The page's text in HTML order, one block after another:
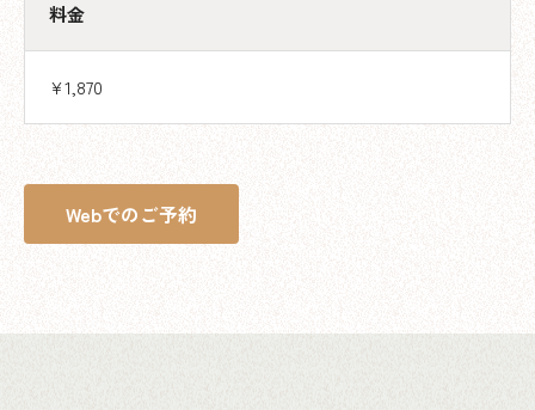
料金
¥1,870
Webでのご予約